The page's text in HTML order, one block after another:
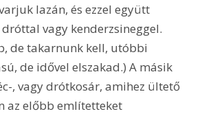
lazán, és ezzel együtt
vagy kenderzsineggel.
de takarnunk kell, utóbbi
de idővel elszakad.) A másik
, vagy drótkosár, amihez ültető
az előbb említetteket